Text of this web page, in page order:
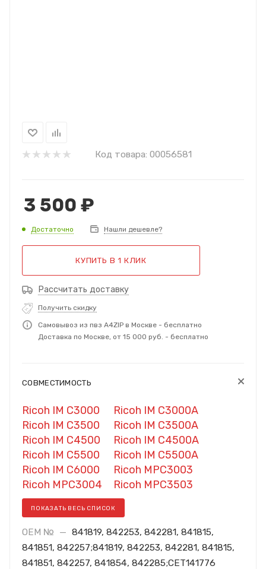
Код товара: 00056581
3 500 ₽
Достаточно Нашли дешевле?
КУПИТЬ В 1 КЛИК
Рассчитать доставку
Получить скидку
Самовывоз из пвз A4ZIP в Москве - бесплатно
Доставка по Москве, от 15 000 руб. - бесплатно
СОВМЕСТИМОСТЬ
Ricoh IM C3000
Ricoh IM C3000A
Ricoh IM C3500
Ricoh IM C3500A
Ricoh IM C4500
Ricoh IM C4500A
Ricoh IM C5500
Ricoh IM C5500A
Ricoh IM C6000
Ricoh MPC3003
Ricoh MPC3004
Ricoh MPC3503
ПОКАЗАТЬ ВЕСЬ СПИСОК
OEM № — 841819, 842253, 842281, 841815,
841851, 842257;841819, 842253, 842281, 841815,
841851, 842257, 841854, 842285;CET141776